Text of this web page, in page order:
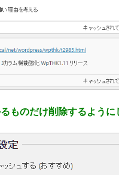
ものだけ削除するように